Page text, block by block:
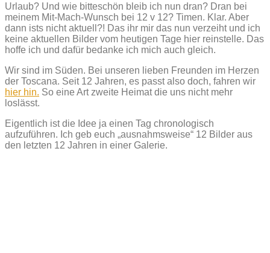
Urlaub? Und wie bitteschön bleib ich nun dran? Dran bei
meinem Mit-Mach-Wunsch bei 12 v 12? Timen. Klar. Aber
dann ists nicht aktuell?! Das ihr mir das nun verzeiht und ich
keine aktuellen Bilder vom heutigen Tage hier reinstelle. Das
hoffe ich und dafür bedanke ich mich auch gleich.
Wir sind im Süden. Bei unseren lieben Freunden im Herzen
der Toscana. Seit 12 Jahren, es passt also doch, fahren wir
hier hin. So eine Art zweite Heimat die uns nicht mehr
loslässt.
Eigentlich ist die Idee ja einen Tag chronologisch
aufzuführen. Ich geb euch „ausnahmsweise“ 12 Bilder aus
den letzten 12 Jahren in einer Galerie.